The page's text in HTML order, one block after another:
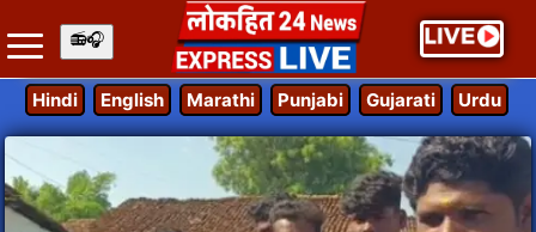
Hindi English Marathi Punjabi Gujarati Urdu